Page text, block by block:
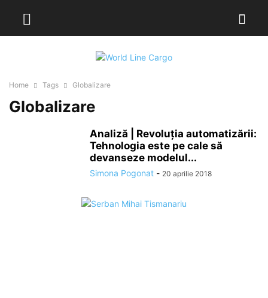
Home Tags Globalizare
Globalizare
Analiză | Revoluția automatizării:
Tehnologia este pe cale să
devanseze modelul...
Simona Pogonat - 20 aprilie 2018